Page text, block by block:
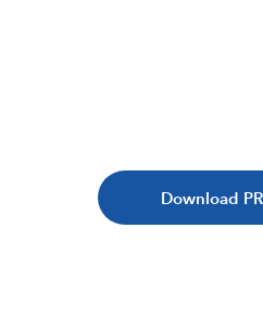
Download